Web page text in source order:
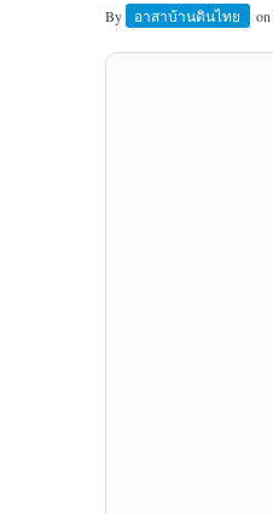
By อาสาบ้านดินไทย on